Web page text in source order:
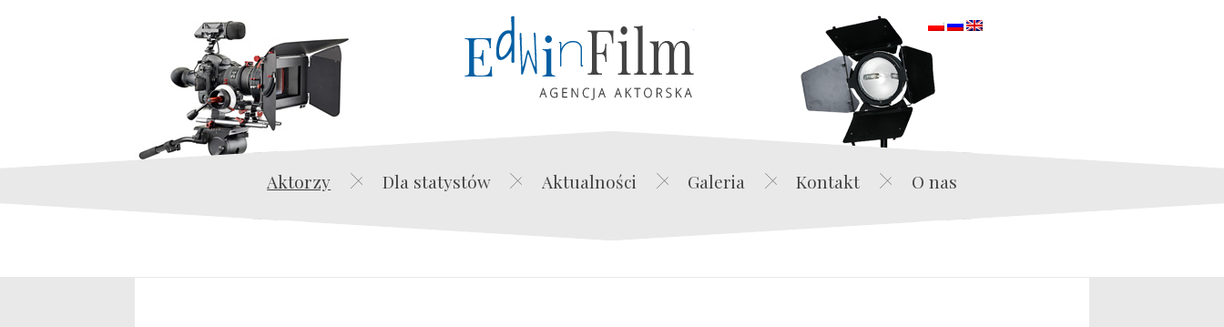
Edwin Film Agencja Aktorska
Aktorzy Dla statystów Aktualności Galeria Kontakt O nas